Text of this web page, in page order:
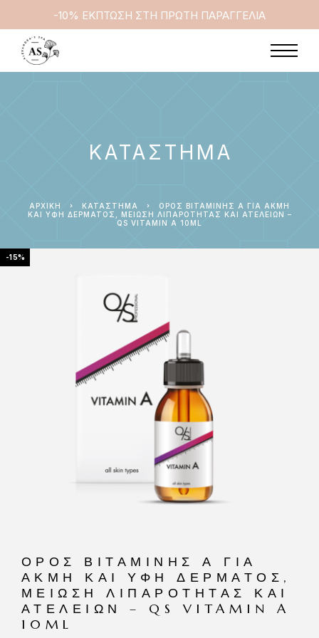
-10% ΕΚΠΤΩΣΗ ΣΤΗ ΠΡΩΤΗ ΠΑΡΑΓΓΕΛΙΑ
ΚΑΤΆΣΤΗΜΑ
ΑΡΧΙΚΉ ΚΑΤΆΣΤΗΜΑ
ΟΡΌΣ ΒΙΤΑΜΊΝΗΣ Α ΓΙΑ ΑΚΜΉ
ΚΑΙ ΥΦΉ ΔΈΡΜΑΤΟΣ, ΜΕΊΩΣΗ ΛΙΠΑΡΌΤΗΤΑΣ ΚΑΙ ΑΤΕΛΕΙΏΝ –
QS VITAMIN A 10ML
-15%
ΟΡΌΣ ΒΙΤΑΜΊΝΗΣ Α ΓΙΑ
ΑΚΜΉ ΚΑΙ ΥΦΉ ΔΈΡΜΑΤΟΣ,
ΜΕΊΩΣΗ ΛΙΠΑΡΌΤΗΤΑΣ ΚΑΙ
ΑΤΕΛΕΙΏΝ – QS VITAMIN A
10ML